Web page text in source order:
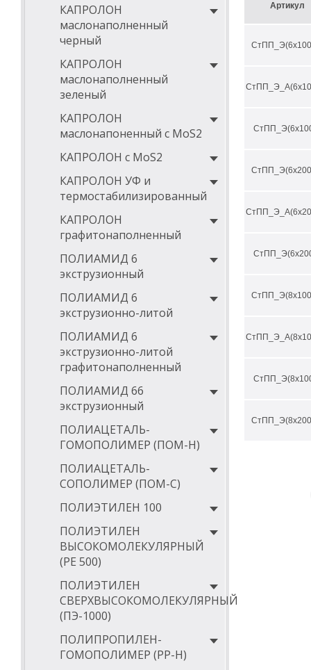
КАПРОЛОН
маслонаполненный
черный
КАПРОЛОН
маслонаполненный
зеленый
КАПРОЛОН
маслонапоненный с MoS2
КАПРОЛОН с MoS2
КАПРОЛОН УФ и
термостабилизированный
КАПРОЛОН
графитонаполненный
ПОЛИАМИД 6
экструзионный
ПОЛИАМИД 6
экструзионно-литой
ПОЛИАМИД 6
экструзионно-литой
графитонаполненный
ПОЛИАМИД 66
экструзионный
ПОЛИАЦЕТАЛЬ-
ГОМОПОЛИМЕР (ПОМ-Н)
ПОЛИАЦЕТАЛЬ-
СОПОЛИМЕР (ПОМ-С)
ПОЛИЭТИЛЕН 100
ПОЛИЭТИЛЕН
ВЫСОКОМОЛЕКУЛЯРНЫЙ
(РЕ 500)
ПОЛИЭТИЛЕН
СВЕРХВЫСОКОМОЛЕКУЛЯРНЫЙ
(ПЭ-1000)
ПОЛИПРОПИЛЕН-
ГОМОПОЛИМЕР (PP-Н)
Артикул